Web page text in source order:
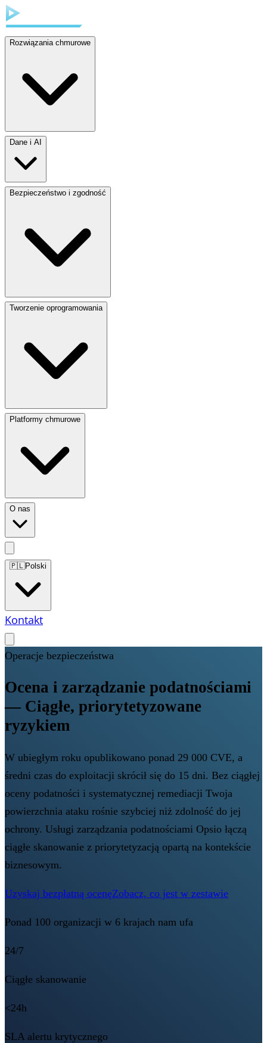
Rozwiązania chmurowe
Dane i AI
Bezpieczeństwo i zgodność
Tworzenie oprogramowania
Platformy chmurowe
O nas
🇵🇱Polski
Kontakt
Operacje bezpieczeństwa
Ocena i zarządzanie podatnościami
— Ciągłe, priorytetyzowane
ryzykiem
W ubiegłym roku opublikowano ponad 29 000 CVE, a
średni czas do exploitacji skrócił się do 15 dni. Bez ciągłej
oceny podatności i systematycznej remediacji Twoja
powierzchnia ataku rośnie szybciej niż zdolność do jej
ochrony. Usługi zarządzania podatnościami Opsio łączą
ciągłe skanowanie z priorytetyzacją opartą na kontekście
biznesowym.
Uzyskaj bezpłatną ocenęZobacz, co jest w zestawie
Ponad 100 organizacji w 6 krajach nam ufa
24/7
Ciągłe skanowanie
<24h
SLA alertu krytycznego